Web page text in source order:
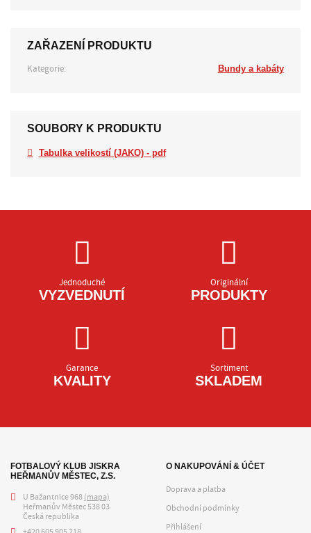
ZAŘAZENÍ PRODUKTU
Kategorie: Bundy a kabáty
SOUBORY K PRODUKTU
Tabulka velikostí (JAKO) - pdf
Jednoduché
VYZVEDNUTÍ
Originální
PRODUKTY
Garance
KVALITY
Sortiment
SKLADEM
FOTBALOVÝ KLUB JISKRA
HEŘMANŮV MĚSTEC, Z.S.
U Bažantnice 968(mapa)
Heřmanův Městec 538 03
Česká republika
O NAKUPOVÁNÍ & ÚČET
Doprava a platba
Obchodní podmínky
Přihlášení